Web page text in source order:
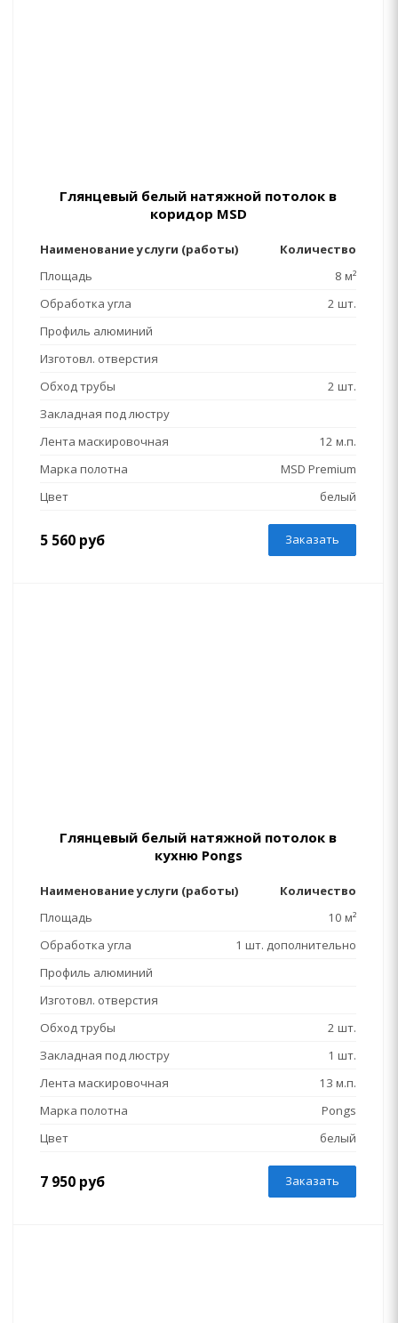
Глянцевый белый натяжной потолок в
коридор MSD
Наименование услуги (работы)
Количество
Площадь
8 м²
Обработка угла
2 шт.
Профиль алюминий
Изготовл. отверстия
Обход трубы
2 шт.
Закладная под люстру
Лента маскировочная
12 м.п.
Марка полотна
MSD Premium
Цвет
белый
5 560 руб Заказать
Глянцевый белый натяжной потолок в
кухню Pongs
Наименование услуги (работы)
Количество
Площадь
10 м²
Обработка угла
1 шт. дополнительно
Профиль алюминий
Изготовл. отверстия
Обход трубы
2 шт.
Закладная под люстру
1 шт.
Лента маскировочная
13 м.п.
Марка полотна
Pongs
Цвет
белый
7 950 руб Заказать